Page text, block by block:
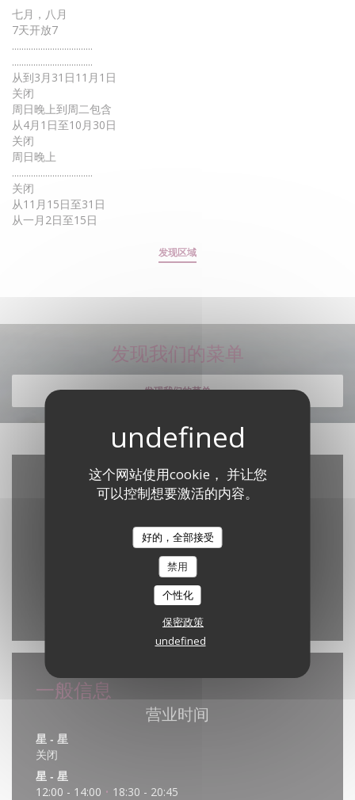
这个网站使用cookie， 并让您
可以控制想要激活的内容。
好的，全部接受
禁用
个性化
保密政策
undefined
七月，八月
7天开放7
..................................
..................................
从到3月31日11月1日
关闭
周日晚上到周二包含
从4月1日至10月30日
关闭
周日晚上
..................................
关闭
从11月15日至31日
从一月2日至15日
发现区域
发现我们的菜单
发现我们的菜单
一般信息
营业时间
星- 星
关闭
星- 星
12:00 - 14:00 • 18:30 - 20:45